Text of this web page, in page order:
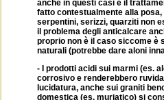
anche in questi casi è il
fatto contestualmente alla
serpentini, serizzi, quarziti non
il problema degli anticalcare
proprio non è il caso siccome è
naturali (potrebbe dare aloni
- I prodotti acidi sui marmi (es.
corrosivo e renderebbero
lucidatura, anche sui graniti
domestica (es. muriatico) si